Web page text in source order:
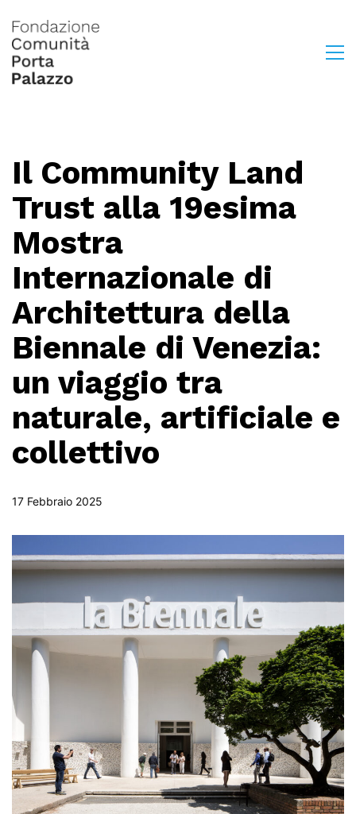
Il Community Land
Trust alla 19esima
Mostra
Internazionale di
Architettura della
Biennale di Venezia:
un viaggio tra
naturale, artificiale e
collettivo
17 Febbraio 2025